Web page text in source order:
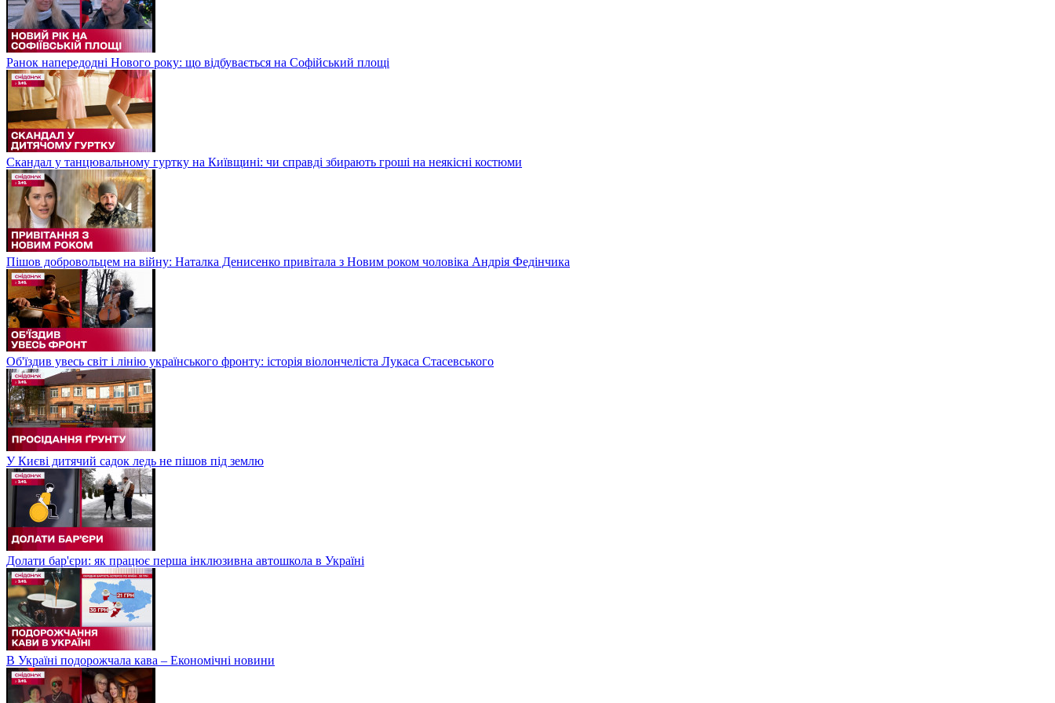
Ранок напередодні Нового року: що відбувається на Софійський площі
Скандал у танцювальному гуртку на Київщині: чи справді збирають гроші на неякісні костюми
Пішов добровольцем на війну: Наталка Денисенко привітала з Новим роком чоловіка Андрія Федінчика
Об'їздив увесь світ і лінію українського фронту: історія віолончеліста Лукаса Стасевського
У Києві дитячий садок ледь не пішов під землю
Долати бар'єри: як працює перша інклюзивна автошкола в Україні
В Україні подорожчала кава – Економічні новини